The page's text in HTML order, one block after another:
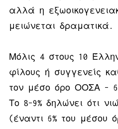
αλλά η
μειώνεται δραματικά.
Μόλις 4 στους 10
φίλους ή συγγενείς
τον μέσο όρο ΟΟΣΑ –
Το 8–9% δηλώνει ότι
(έναντι 6% του μέσου